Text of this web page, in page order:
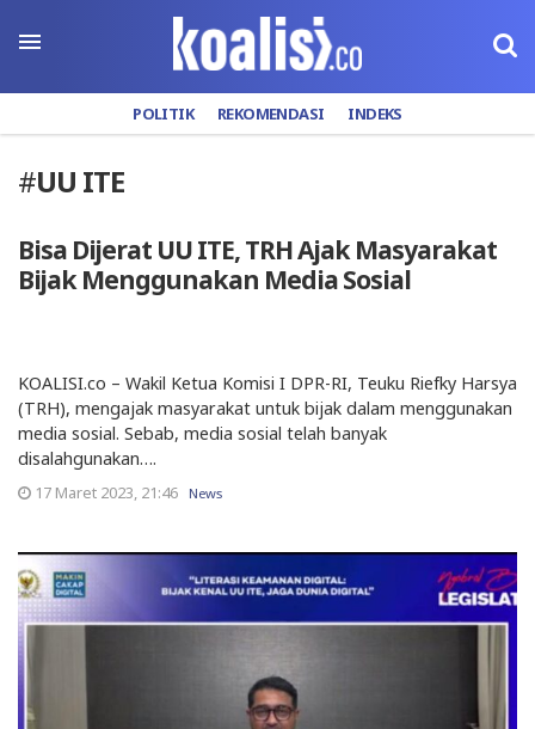
POLITIK REKOMENDASI INDEKS
#UU ITE
Bisa Dijerat UU ITE, TRH Ajak Masyarakat
Bijak Menggunakan Media Sosial
KOALISI.co – Wakil Ketua Komisi I DPR-RI, Teuku Riefky Harsya
(TRH), mengajak masyarakat untuk bijak dalam menggunakan
media sosial. Sebab, media sosial telah banyak
disalahgunakan….
17 Maret 2023, 21:46 News